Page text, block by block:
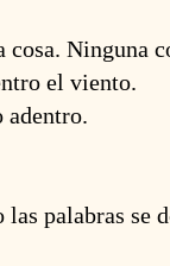
Ninguna
el viento.
adentro.
palabras se